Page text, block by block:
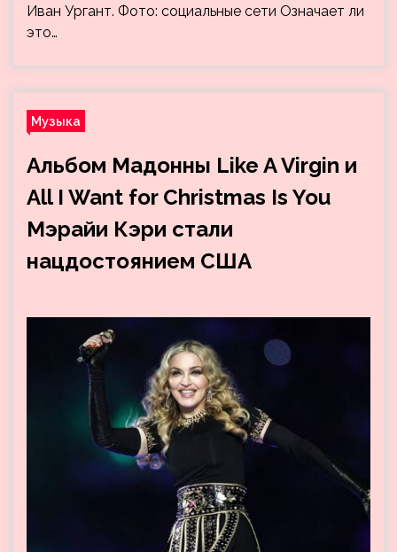
Иван Ургант. Фото: социальные сети Означает ли
это…
Музыка
Альбом Мадонны Like A Virgin и
All I Want for Christmas Is You
Мэрайи Кэри стали
нацдостоянием США